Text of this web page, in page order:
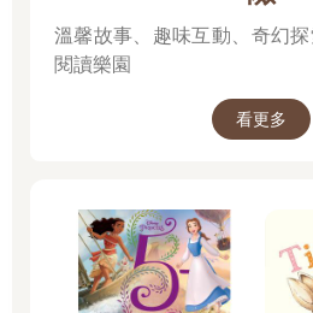
溫馨故事、趣味互動、奇幻
閱讀樂園
看更多